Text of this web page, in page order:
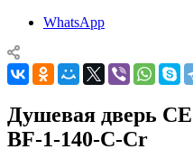
WhatsApp
Душевая дверь
BF-1-140-C-Cr